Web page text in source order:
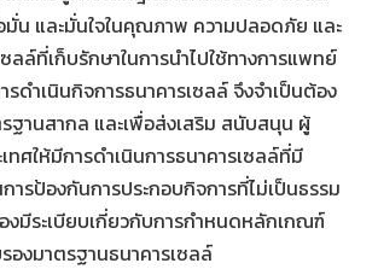
มั่น และมั่นใจในคุณภาพ ความปลอดภัย และ
ลล์ที่เก็บรักษาในการนําไปใช้ทางการแพทย์
ดำเนินกิจการธนาคารเซลล์ จึงจำเป็นต้อง
านสากล และเพื่อส่งเสริม สนับสนุน ผู้
ทศให้มีการดำเนินการธนาคารเซลล์ที่มี
ารป้องกันการประกอบกิจการที่ไม่เป็นธรรม
งมีระเบียบเกี่ยวกับการกำหนดหลักเกณฑ์
องมาตรฐานธนาคารเซลล์